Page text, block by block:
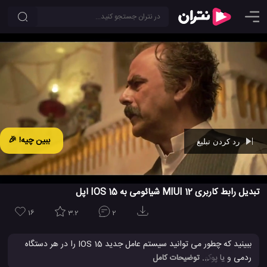
ببین چیه! 🎉
Ad -
تبدیل رابط کاربری MIUI 12 شیائومی به IOS 15 اپل
16 3.2 2
ببینید که چطور می توانید سیستم عامل جدید IOS 15 را در هر دستگاه
ردمی و یا پوکو شیائومی نصب کنید ، شما می توانید در اصل یک روش
... توضیحات کامل